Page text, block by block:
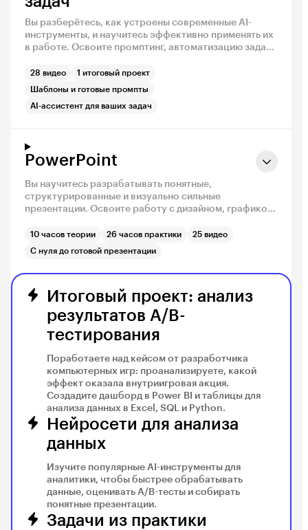
Вы разберётесь, как устроены современные AI-
инструменты, и научитесь эффективно применять их
в работе. Освоите промптинг, автоматизацию задач,
коммуникаций, аналитики и управленческих
решений.
28 видео
1 итоговый проект
Шаблоны и готовые промпты
AI-ассистент для ваших задач
PowerPoint
Вы научитесь разрабатывать понятные,
структурированные и визуально сильные
презентации. Освоите работу с дизайном, графикой,
для бизнеса, обучения и публичных выступлений.
10 часов теории 26 часов практики
25 видео
C нуля до готовой презентации
Итоговый проект: анализ
результатов A/B-
тестирования
Поработаете над кейсом от разработчика
компьютерных игр: проанализируете, какой
эффект оказала внутриигровая акция.
Создадите дашборд в Power BI и таблицы для
анализа данных в Excel, SQL и Python.
Нейросети для анализа
данных
Изучите популярные AI-инструменты для
аналитики, чтобы быстрее обрабатывать
данные, оценивать A/B-тесты и собирать
понятные презентации.
Задачи из практики